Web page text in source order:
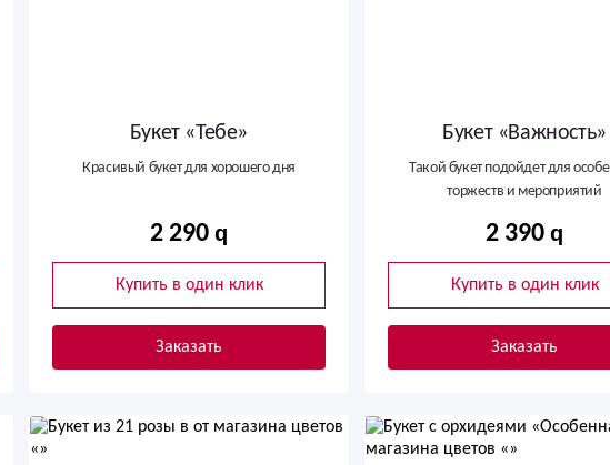
Букет «Тебе»
Красивый букет для хорошего дня
2 290
Купить в один клик
Заказать
Букет «Важность»
Такой букет подойдет для
торжеств и мероприятий
2 390
Купить в один клик
Заказать